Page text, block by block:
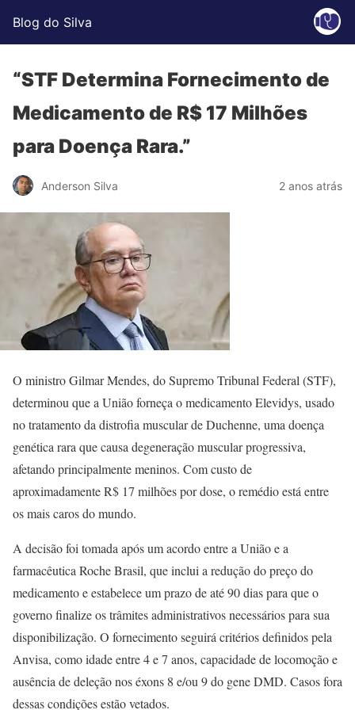
Blog do Silva
“STF Determina Fornecimento de
Medicamento de R$ 17 Milhões
para Doença Rara.”
Anderson Silva 2 anos atrás
O ministro Gilmar Mendes, do Supremo Tribunal Federal (STF),
determinou que a União forneça o medicamento Elevidys, usado
no tratamento da distrofia muscular de Duchenne, uma doença
genética rara que causa degeneração muscular progressiva,
afetando principalmente meninos. Com custo de
aproximadamente R$ 17 milhões por dose, o remédio está entre
os mais caros do mundo.
A decisão foi tomada após um acordo entre a União e a
farmacêutica Roche Brasil, que inclui a redução do preço do
medicamento e estabelece um prazo de até 90 dias para que o
governo finalize os trâmites administrativos necessários para sua
disponibilização. O fornecimento seguirá critérios definidos pela
Anvisa, como idade entre 4 e 7 anos, capacidade de locomoção e
ausência de deleção nos éxons 8 e/ou 9 do gene DMD. Casos fora
dessas condições estão vetados.